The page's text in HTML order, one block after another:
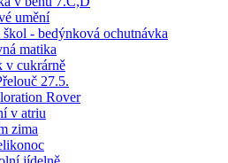
umění
- bedýnková ochutnávka
matika
v cukrárně
27.5.
Rover
v atriu
zima